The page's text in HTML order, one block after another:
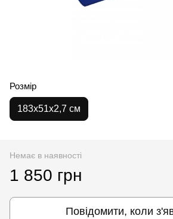
Розмір
183х51х2,7 см
Немає в наявності
1 850 грн
Повідомити, коли